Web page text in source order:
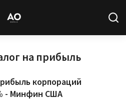
Регистрацияна прибыль
корпораций
- Минфин США